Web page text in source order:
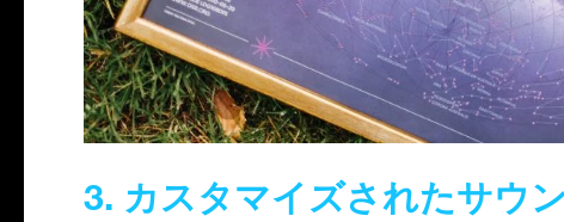
3. カスタマイズされたサウ